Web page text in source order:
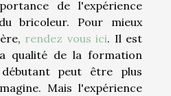
de l'expérience
bricoleur. Pour mieux
rendez vous ici. Il est
qualité de la formation
peut être plus
Mais l'expérience